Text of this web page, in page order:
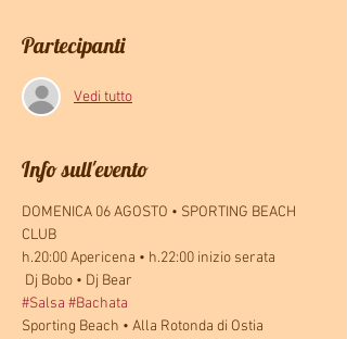
Partecipanti
Vedi tutto
Info sull'evento
DOMENICA 06 AGOSTO • SPORTING BEACH
CLUB
h.20:00 Apericena • h.22:00 inizio serata
Dj Bobo • Dj Bear
#Salsa #Bachata
Sporting Beach • Alla Rotonda di Ostia